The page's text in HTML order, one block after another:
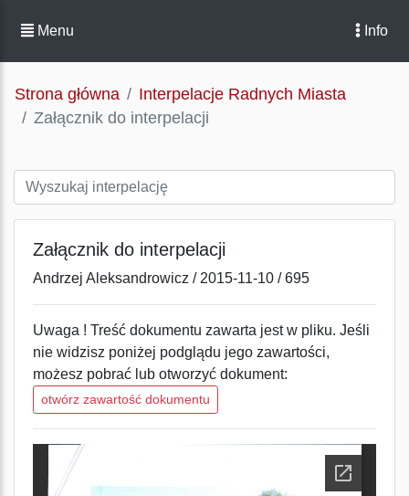
Menu Info
Strona główna
Interpelacje Radnych Miasta
Załącznik do interpelacji
Załącznik do interpelacji
Andrzej Aleksandrowicz / 2015-11-10 / 695
Uwaga ! Treść dokumentu zawarta jest w pliku. Jeśli
nie widzisz poniżej podglądu jego zawartości,
możesz pobrać lub otworzyć dokument:
otwórz zawartość dokumentu